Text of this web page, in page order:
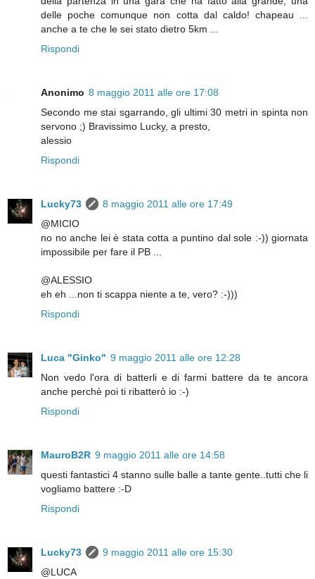
delle poche comunque non cotta dal caldo! chapeau ...
anche a te che le sei stato dietro 5km ...
Rispondi
Anonimo 8 maggio 2011 alle ore 17:08
Secondo me stai sgarrando, gli ultimi 30 metri in spinta non
servono ;) Bravissimo Lucky, a presto,
alessio
Rispondi
Lucky73
8 maggio 2011 alle ore 17:49
@MICIO
no no anche lei è stata cotta a puntino dal sole :-)) giornata
impossibile per fare il PB ...
@ALESSIO
eh eh ...non ti scappa niente a te, vero? :-)))
Rispondi
Luca "Ginko" 9 maggio 2011 alle ore 12:28
Non vedo l'ora di batterli e di farmi battere da te ancora
anche perchè poi ti ribatterò io :-)
Rispondi
MauroB2R 9 maggio 2011 alle ore 14:58
questi fantastici 4 stanno sulle balle a tante gente..tutti che li
vogliamo battere :-D
Rispondi
Lucky73
9 maggio 2011 alle ore 15:30
@LUCA